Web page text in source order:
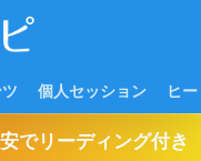
個人セッション ヒ
でリーディング付き